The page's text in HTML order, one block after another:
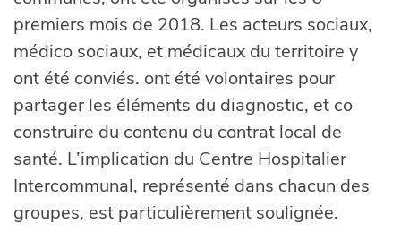
premiers mois de 2018. Les acteurs sociaux,
médico sociaux, et médicaux du territoire y
ont été conviés. ont été volontaires pour
partager les éléments du diagnostic, et co
construire du contenu du contrat local de
santé. L’implication du Centre Hospitalier
Intercommunal, représenté dans chacun des
groupes, est particulièrement soulignée.